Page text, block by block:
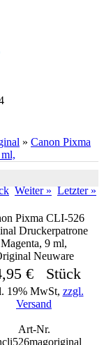
» Canon Pixma
Weiter » Letzter »
Pixma CLI-526
Druckerpatrone
Magenta, 9 ml,
Neuware
€ Stück
19% MwSt, zzgl.
Versand
Art-Nr.